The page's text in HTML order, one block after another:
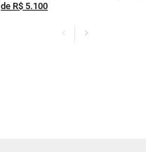
de R$ 5.100